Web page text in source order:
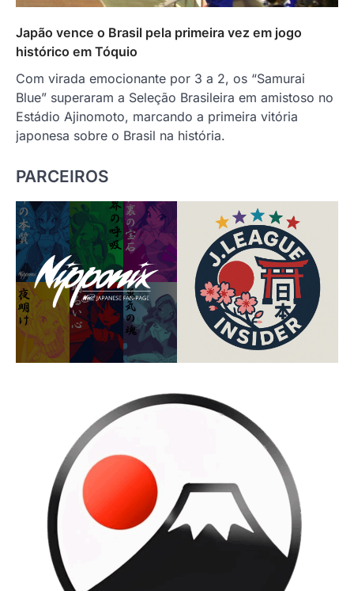
Japão vence o Brasil pela primeira vez em jogo
histórico em Tóquio
Com virada emocionante por 3 a 2, os “Samurai
Blue” superaram a Seleção Brasileira em amistoso no
Estádio Ajinomoto, marcando a primeira vitória
japonesa sobre o Brasil na história.
PARCEIROS